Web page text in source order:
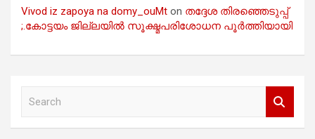
Vivod iz zapoya na domy_ouMt on തദ്ദേശ തിരഞ്ഞെടുപ്പ്
;.കോട്ടയം ജില്ലയിൽ സൂക്ഷ്മപരിശോധന പൂർത്തിയായി